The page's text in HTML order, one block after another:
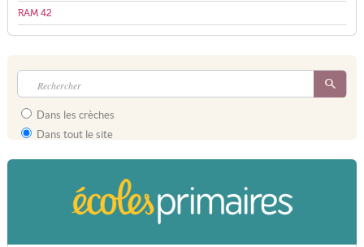
RAM 42
Dans les crèches
Dans tout le site